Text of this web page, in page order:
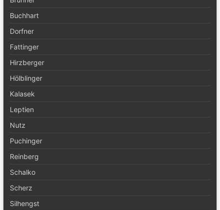
Buchhart
Dorfner
Fattinger
Hirzberger
Hölblinger
Kalasek
Leptien
Nutz
Puchinger
Reinberg
Schalko
Scherz
Silhengst